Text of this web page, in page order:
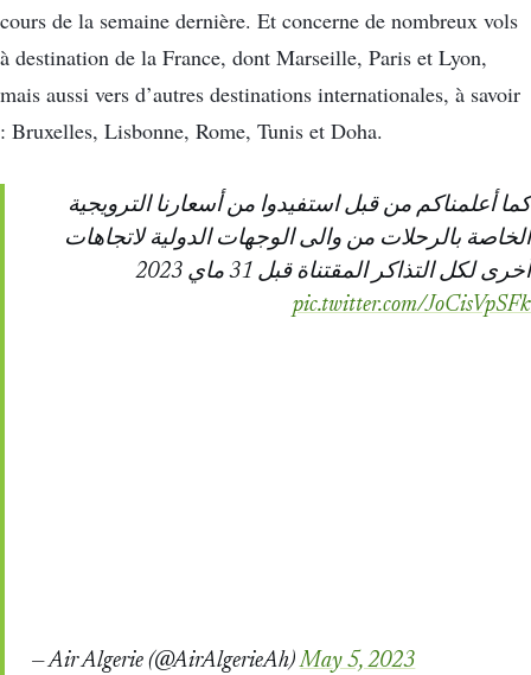
cours de la semaine dernière. Et concerne de nombreux vols
à destination de la France, dont Marseille, Paris et Lyon,
mais aussi vers d’autres destinations internationales, à savoir
: Bruxelles, Lisbonne, Rome, Tunis et Doha.
كما أعلمناكم من قبل استفيدوا من أسعارنا الترويجية
الخاصة بالرحلات من والى الوجهات الدولية لاتجاهات
أخرى لكل التذاكر المقتناة قبل 31 ماي 2023
pic.twitter.com/JoCisVpSFk
— Air Algerie (@AirAlgerieAh)May 5, 2023